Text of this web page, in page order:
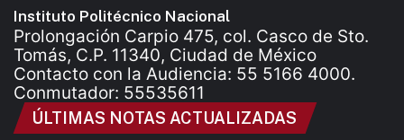
Instituto Politécnico Nacional
Prolongación Carpio 475, col. Casco de Sto.
Tomás, C.P. 11340, Ciudad de México
Contacto con la Audiencia: 55 5166 4000.
Conmutador: 55535611
ÚLTIMAS NOTAS ACTUALIZADAS